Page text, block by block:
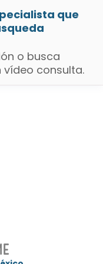
que
o busca
consulta.